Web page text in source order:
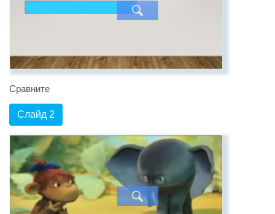
Сравните
Слайд 2